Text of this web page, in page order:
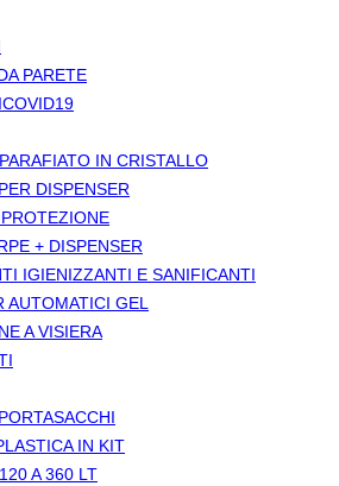
PARETE
IN CRISTALLO
DISPENSER
+ DISPENSER
IGIENIZZANTI E SANIFICANTI
AUTOMATICI GEL
A VISIERA
IN KIT
A 360 LT